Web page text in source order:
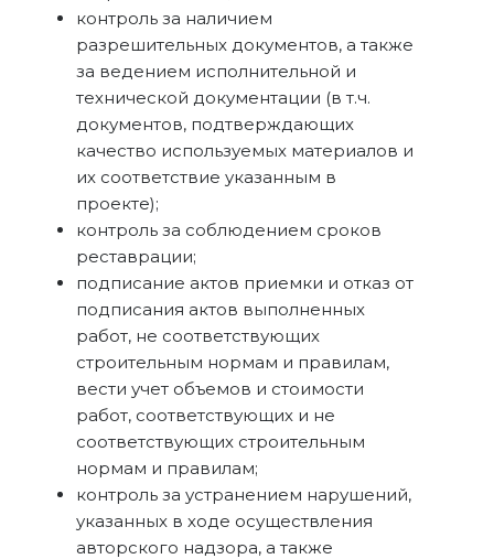
контроль за наличием
разрешительных документов, а также
за ведением исполнительной и
технической документации (в т.ч.
документов, подтверждающих
качество используемых материалов и
их соответствие указанным в
проекте);
контроль за соблюдением сроков
реставрации;
подписание актов приемки и отказ от
подписания актов выполненных
работ, не соответствующих
строительным нормам и правилам,
вести учет объемов и стоимости
работ, соответствующих и не
соответствующих строительным
нормам и правилам;
контроль за устранением нарушений,
указанных в ходе осуществления
авторского надзора, а также